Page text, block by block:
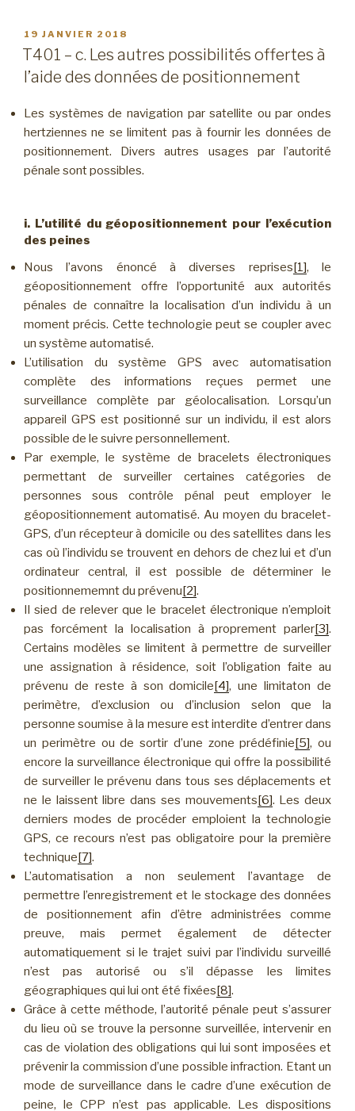
PUBLIÉ
LE
19 JANVIER 2018
T401 – c. Les autres possibilités offertes à
l’aide des données de positionnement
Les systèmes de navigation par satellite ou par ondes
hertziennes ne se limitent pas à fournir les données de
positionnement. Divers autres usages par l’autorité
pénale sont possibles.
i. L’utilité du géopositionnement pour l’exécution
des peines
Nous l’avons énoncé à diverses reprises[1], le
géopositionnement offre l’opportunité aux autorités
pénales de connaître la localisation d’un individu à un
moment précis. Cette technologie peut se coupler avec
un système automatisé.
L’utilisation du système GPS avec automatisation
complète des informations reçues permet une
surveillance complète par géolocalisation. Lorsqu’un
appareil GPS est positionné sur un individu, il est alors
possible de le suivre personnellement.
Par exemple, le système de bracelets électroniques
permettant de surveiller certaines catégories de
personnes sous contrôle pénal peut employer le
géopositionnement automatisé. Au moyen du bracelet-
GPS, d’un récepteur à domicile ou des satellites dans les
cas où l’individu se trouvent en dehors de chez lui et d’un
ordinateur central, il est possible de déterminer le
positionnememnt du prévenu[2].
Il sied de relever que le bracelet électronique n’emploit
pas forcément la localisation à proprement parler[3].
Certains modèles se limitent à permettre de surveiller
une assignation à résidence, soit l’obligation faite au
prévenu de reste à son domicile[4], une limitaton de
perimètre, d’exclusion ou d’inclusion selon que la
personne soumise à la mesure est interdite d’entrer dans
un perimètre ou de sortir d’une zone prédéfinie[5], ou
encore la surveillance électronique qui offre la possibilité
de surveiller le prévenu dans tous ses déplacements et
ne le laissent libre dans ses mouvements[6]. Les deux
derniers modes de procéder emploient la technologie
GPS, ce recours n’est pas obligatoire pour la première
technique[7].
L’automatisation a non seulement l’avantage de
permettre l’enregistrement et le stockage des données
de positionnement afin d’être administrées comme
preuve, mais permet également de détecter
automatiquement si le trajet suivi par l’individu surveillé
n’est pas autorisé ou s’il dépasse les limites
géographiques qui lui ont été fixées[8].
Grâce à cette méthode, l’autorité pénale peut s’assurer
du lieu où se trouve la personne surveillée, intervenir en
cas de violation des obligations qui lui sont imposées et
prévenir la commission d’une possible infraction. Etant un
mode de surveillance dans le cadre d’une exécution de
peine, le CPP n’est pas applicable. Les dispositions